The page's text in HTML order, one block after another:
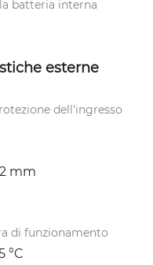
batteria interna
esterne
dell'ingresso
mm
di funzionamento
°C